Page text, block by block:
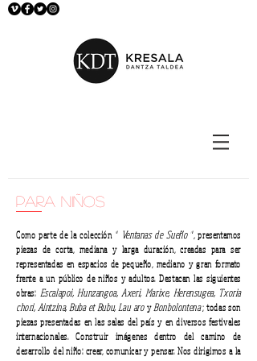
para niños
Como parte de la colección “ Ventanas de Sueño”, presentamos
piezas de corta, mediana y larga duración, creadas para ser
representadas en espacios de pequeño, mediano y gran formato
frente a un público de niños y adultos. Destacan las siguientes
obras: Escalapoi, Hunzangoa, Axeri, Marixe, Herensugea, Txoria
chori, Aintzina, Buba et Bubu, Lau aroyBonbolontena; todas son
piezas presentadas en las salas del país y en diversos festivales
internacionales. Construir imágenes dentro del camino de
desarrollo del niño: crear, comunicar y pensar. Nos dirigimos a la